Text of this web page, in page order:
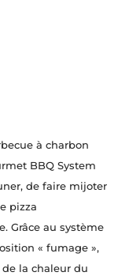
à charbon
BBQ System
de faire mijoter
pizza
Grâce au système
« fumage »,
la chaleur du